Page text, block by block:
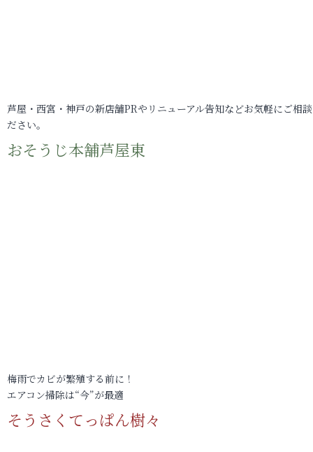
芦屋・西宮・神戸の新店舗PRやリニューアル告知などお気軽にご相
ださい。
おそうじ本舗芦屋東
梅雨でカビが繁殖する前に！
エアコン掃除は“今”が最適
そうさくてっぱん樹々